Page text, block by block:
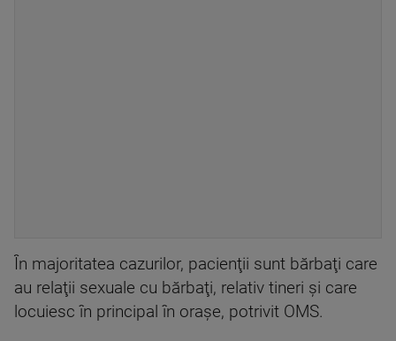
În majoritatea cazurilor, pacienţii sunt bărbaţi care
au relaţii sexuale cu bărbaţi, relativ tineri şi care
locuiesc în principal în oraşe, potrivit OMS.